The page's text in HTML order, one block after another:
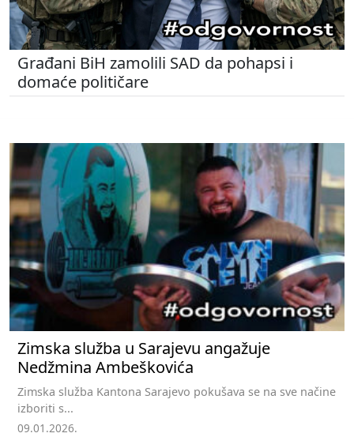
Građani BiH zamolili SAD da pohapsi i
domaće političare
Zimska služba u Sarajevu angažuje
Nedžmina Ambeškovića
Zimska služba Kantona Sarajevo pokušava se na sve načine
izboriti s...
09.01.2026.